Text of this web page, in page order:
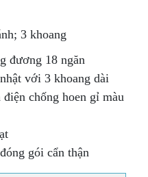
3 khoang
đương 18 ngăn
với 3 khoang dài
chống hoen gỉ màu
gói cẩn thận